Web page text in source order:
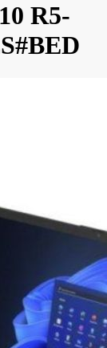
R5-